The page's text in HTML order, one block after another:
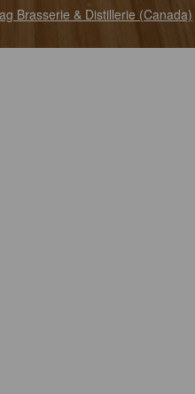
Brasserie & Distillerie (Canada)